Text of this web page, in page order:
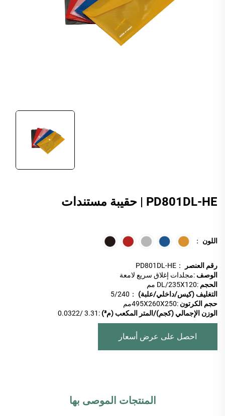
PD801DL-HE | حقيبة مستندات
اللون ：
رقم العنصر
：PD801DL-HE
الوصف :مجلدات إغلاق سريع لامعة
الحجم :DL/235X120 مم
التغليف (كيس/داخلي/علبة)
：5/240
حجم الكرتون :495X260X250مم
الوزن الإجمالي (كجم)/المتر المكعب (م³)
:3.31 /0.0322
احصل على عرض أسعار
المنتجات الموصى بها